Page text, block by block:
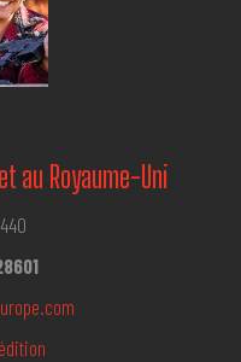
au Royaume-Uni